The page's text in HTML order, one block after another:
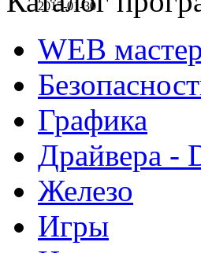
2015-01-30
WEB
Графика
Драйвера -
Железо
Игры